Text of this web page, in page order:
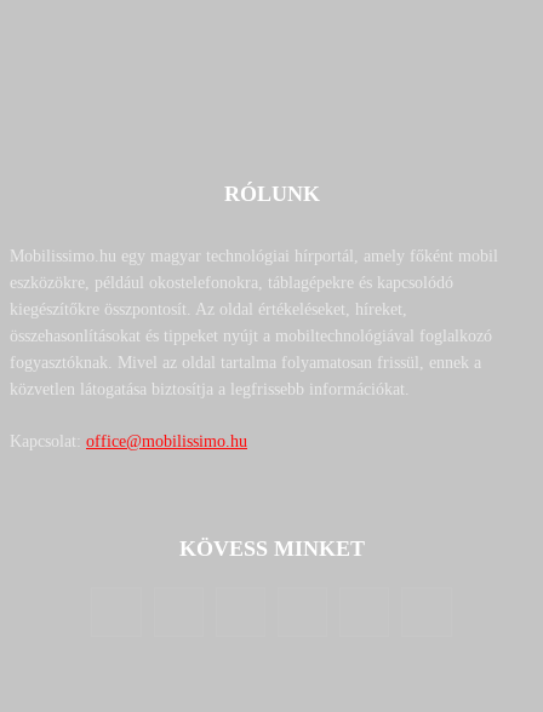
RÓLUNK
Mobilissimo.hu egy magyar technológiai hírportál, amely főként mobil
eszközökre, például okostelefonokra, táblagépekre és kapcsolódó
kiegészítőkre összpontosít. Az oldal értékeléseket, híreket,
összehasonlításokat és tippeket nyújt a mobiltechnológiával foglalkozó
fogyasztóknak. Mivel az oldal tartalma folyamatosan frissül, ennek a
közvetlen látogatása biztosítja a legfrissebb információkat.
Kapcsolat: office@mobilissimo.hu
KÖVESS MINKET